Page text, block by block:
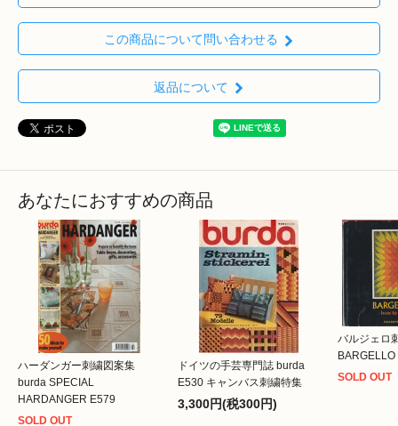
この商品について問い合わせる
返品について
あなたにおすすめの商品
ハーダンガー刺繍図案集
burda SPECIAL
HARDANGER E579
SOLD OUT
ドイツの手芸専門誌 burda
E530 キャンバス刺繍特集
3,300円(税300円)
バルジェ
BARGELLO
SOLD OUT